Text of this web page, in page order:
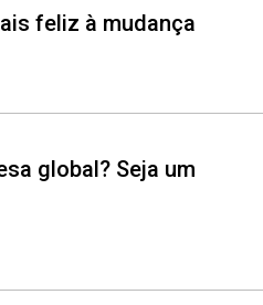
feliz à mudança
global? Seja um